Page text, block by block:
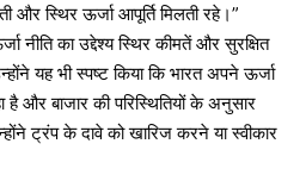
और स्थिर ऊर्जा आपूर्ति मिलती रहे।”
नीति का उद्देश्य स्थिर कीमतें और सुरक्षित
यह भी स्पष्ट किया कि भारत अपने ऊर्जा
है और बाजार की परिस्थितियों के अनुसार
ट्रंप के दावे को खारिज करने या स्वीकार